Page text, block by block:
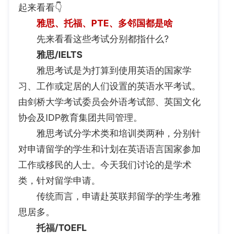
起来看看👇
雅思、托福、PTE、多邻国都是啥
先来看看这些考试分别都指什么?
雅思/IELTS
雅思考试是为打算到使用英语的国家学
习、工作或定居的人们设置的英语水平考试。
由剑桥大学考试委员会外语考试部、英国文化
协会及IDP教育集团共同管理。
雅思考试分学术类和培训类两种，分别针
对申请留学的学生和计划在英语语言国家参加
工作或移民的人士。今天我们讨论的是学术
类，针对留学申请。
传统而言，申请赴英联邦留学的学生考雅
思居多。
托福/TOEFL